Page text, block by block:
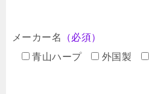
メーカー名
（必須）
青山ハープ
外国製